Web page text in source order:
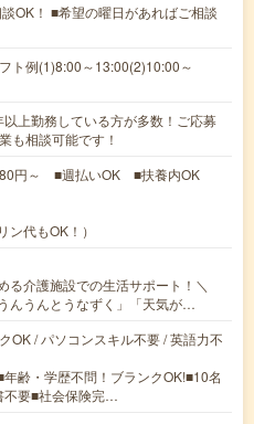
OK！ ■希望の曜日があればご相談
ト例(1)8:00～13:00(2)10:00～
以上勤務している方が多数！ご応募
も相談可能です！
円～ ■週払いOK ■扶養内OK
ン代もOK！）
る介護施設での生活サポート！＼
んうんとうなずく」「天気が…
OK / パソコンスキル不要 / 英語力不
齢・学歴不問！ブランクOK!■10名
不要■社会保険完…